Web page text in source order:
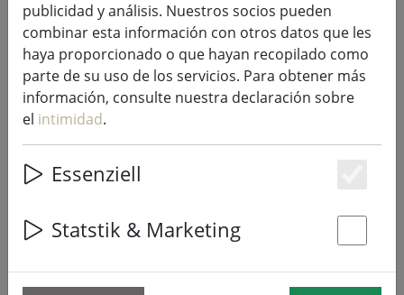
Kaemingk Lumineo LED luces de
hadas Basic con dimmer 120 LED
blanco cálido exterior 9 m negro
37% DISCOUNT
publicidad y análisis. Nuestros socios pueden
combinar esta información con otros datos que les
haya proporcionado o que hayan recopilado como
parte de su uso de los servicios. Para obtener más
información, consulte nuestra declaración sobre
el intimidad.
Essenziell
Statstik & Marketing